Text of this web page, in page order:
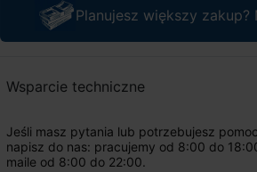
Planujesz większy zakup?
Wsparcie techniczne
Jeśli masz pytania lub potrzebujesz
napisz do nas: pracujemy od 8:00 do
maile od 8:00 do 22:00.